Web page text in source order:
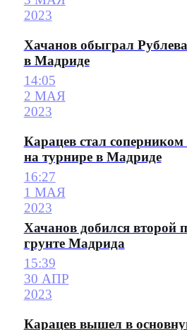
2023
Хачанов обыграл
в Мадриде
14:05
2 МАЯ
2023
Карацев стал соперником
на турнире в Мадриде
16:27
1 МАЯ
2023
Хачанов добился второй
грунте Мадрида
15:39
30 АПР
2023
Карацев вышел в